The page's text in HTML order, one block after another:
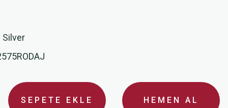
Silver
SEPETE EKLE HEMEN AL